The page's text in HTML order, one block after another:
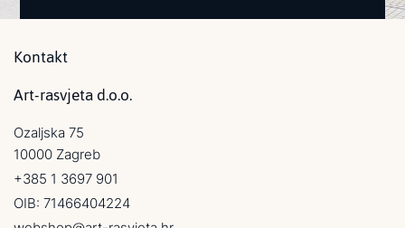
Kontakt
Art-rasvjeta d.o.o.
Ozaljska 75
10000 Zagreb
+385 1 3697 901
OIB: 71466404224